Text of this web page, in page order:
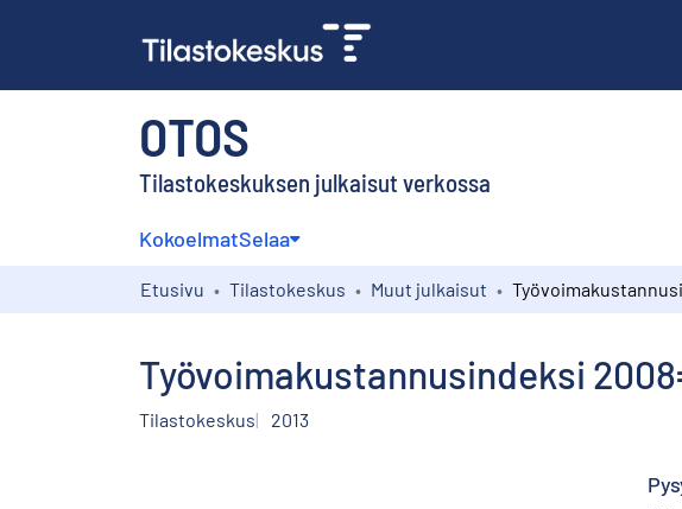
OTOS
Tilastokeskuksen julkaisut verkossa
KokoelmatSelaa
Etusivu Tilastokeskus Muut julkaisut
Työvoimakustannusindeksi
Tilastokeskus 2013